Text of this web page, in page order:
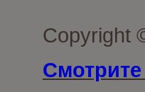
Copyright